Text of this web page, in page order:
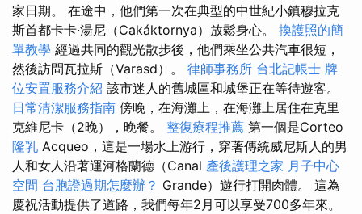
家日期。 在途中，他們第一次在典型的中世紀小鎮穆拉克
斯首都卡卡·湯尼（Cakáktornya）放鬆身心。 換護照的簡
單教學 經過共同的觀光散步後，他們乘坐公共汽車很短，
然後訪問瓦拉斯（Varasd）。 律師事務所 台北記帳士 牌
位安置服務介紹 該市迷人的舊城區和城堡正在等待遊客。
日常清潔服務指南 傍晚，在海灘上，在海灘上居住在克里
克維尼卡（2晚），晚餐。 整復療程推薦 第一個是Corteo
隆乳 Acqueo，這是一場水上游行，穿著傳統威尼斯人的男
人和女人沿著運河格蘭德（Canal 產後護理之家 月子中心
空間 台胞證過期怎麼辦？ Grande）遊行打開肉體。 這為
慶祝活動提供了道路，我們每年2月可以享受700多年來。